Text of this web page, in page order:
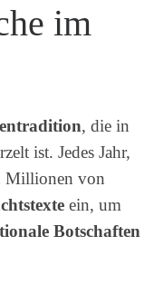
im
, die in
ist. Jedes Jahr,
Millionen von
ein, um
Botschaften